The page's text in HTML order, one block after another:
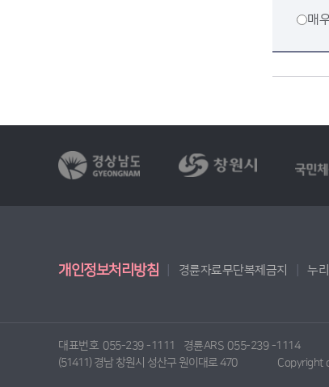
매
개인정보처리방침 경륜자료무단복제금지 누
대표번호 055-239 -1111 경륜ARS 055-239 -1114
(51411) 경남 창원시 성산구 원이대로 470
Copyright